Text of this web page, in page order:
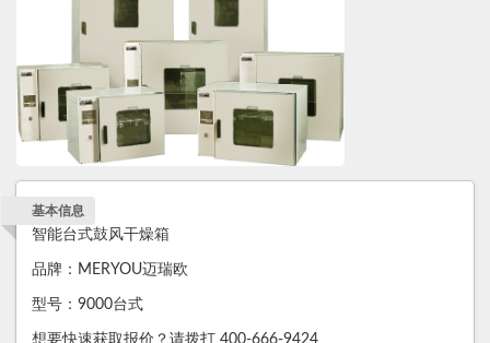
基本信息
智能台式鼓风干燥箱
品牌：MERYOU迈瑞欧
型号：9000台式
想要快速获取报价？请拨打 400-666-9424